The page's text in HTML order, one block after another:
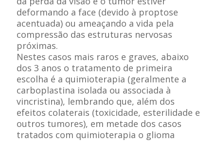
deformando a face (devido à proptose
acentuada) ou ameaçando a vida pela
compressão das estruturas nervosas
próximas.
Nestes casos mais raros e graves, abaixo
dos 3 anos o tratamento de primeira
escolha é a quimioterapia (geralmente a
carboplastina isolada ou associada à
vincristina), lembrando que, além dos
efeitos colaterais (toxicidade, esterilidade e
outros tumores), em metade dos casos
tratados com quimioterapia o glioma